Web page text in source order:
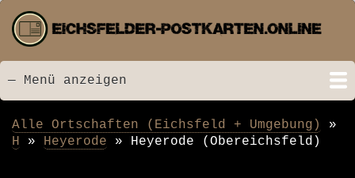
zum
Inhalt
Menü
— Menü anzeigen
Startseite
Neu hinzugefügt
Postkarten
Bildarchiv
Videos
Suche
Kontakt
Links
Spende
Pfadnavigation
Alle Ortschaften (Eichsfeld + Umgebung)
H
Heyerode Heyerode (Obereichsfeld)